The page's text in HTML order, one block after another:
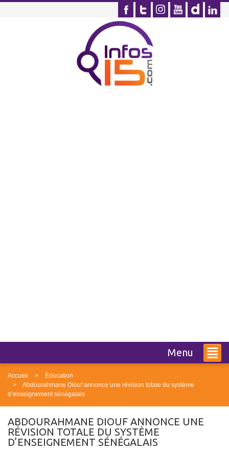
Menu
Accueil
Éducation
Abdourahmane Diouf annonce une révision totale du système
d’enseignement sénégalais
ABDOURAHMANE DIOUF ANNONCE UNE
RÉVISION TOTALE DU SYSTÈME
D’ENSEIGNEMENT SÉNÉGALAIS